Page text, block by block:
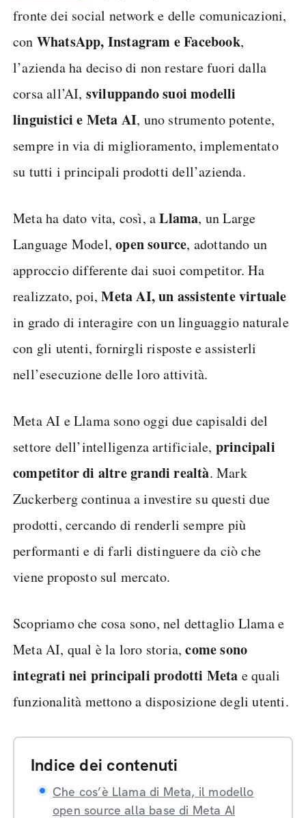
fronte dei social network e delle comunicazioni,
con WhatsApp, Instagram e Facebook,
l’azienda ha deciso di non restare fuori dalla
corsa all’AI, sviluppando suoi modelli
linguistici e Meta AI, uno strumento potente,
sempre in via di miglioramento, implementato
su tutti i principali prodotti dell’azienda.
Meta ha dato vita, così, aLlama, un Large
Language Model,open source, adottando un
approccio differente dai suoi competitor. Ha
realizzato, poi,Meta AI, un assistente virtuale
in grado di interagire con un linguaggio naturale
con gli utenti, fornirgli risposte e assisterli
nell’esecuzione delle loro attività.
Meta AI e Llama sono oggi due capisaldi del
settore dell’intelligenza artificiale, principali
competitor di altre grandi realtà. Mark
Zuckerberg continua a investire su questi due
prodotti, cercando di renderli sempre più
performanti e di farli distinguere da ciò che
viene proposto sul mercato.
Scopriamo che cosa sono, nel dettaglio Llama e
Meta AI, qual è la loro storia,come sono
integrati nei principali prodotti Meta e quali
funzionalità mettono a disposizione degli utenti.
Indice dei contenuti
Che cos’è Llama di Meta, il modello
open source alla base di Meta AI